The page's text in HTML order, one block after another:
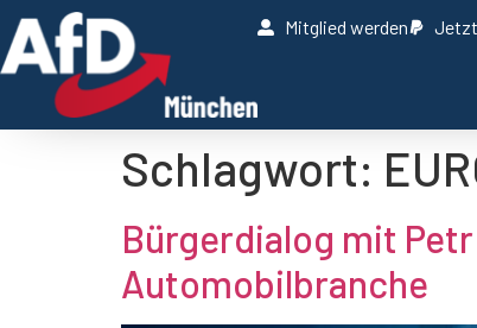
Mitglied werden
Schlagwort:
Bürgerdialog mit
Automobilbranche